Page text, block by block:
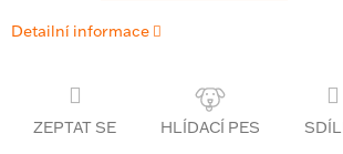
Detailní informace
ZEPTAT SE